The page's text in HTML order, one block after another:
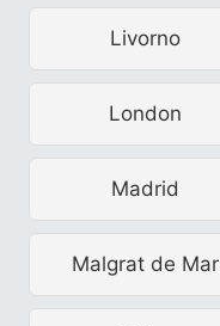
Livorno
London
Madrid
Malgrat de Mar